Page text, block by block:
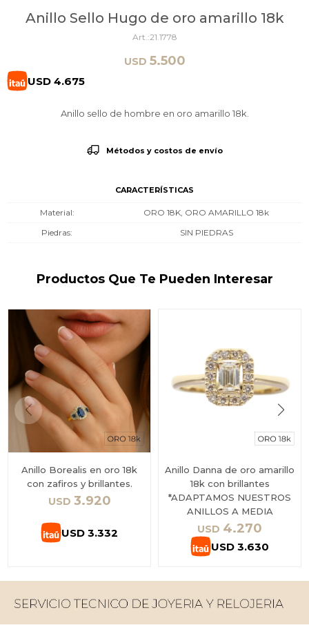
Anillo Sello Hugo de oro amarillo 18k
21.1778
USD 5.500
USD 4.675
Anillo sello de hombre en oro amarillo 18k.
Métodos y costos de envío
CARACTERÍSTICAS
Material
ORO 18K, ORO AMARILLO 18k
Piedras
SIN PIEDRAS
Productos Que Te Pueden Interesar
Anillo Borealis en oro 18k
con zafiros y brillantes.
USD 3.920
USD 3.332
Anillo Danna de oro amarillo
18k con brillantes
*ADAPTAMOS NUESTROS
ANILLOS A MEDIA
USD 4.270
USD 3.630